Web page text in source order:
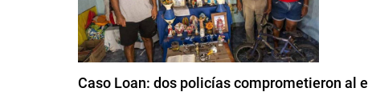
Caso Loan: dos policías comprometieron al